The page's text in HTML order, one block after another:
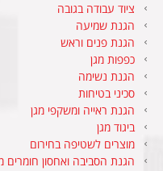
ציוד עבודה בגובה
הגנת שמיעה
הגנת פנים וראש
כפפות מגן
הגנת נשימה
סכיני בטיחות
הגנת ראייה ומשקפי מגן
ביגוד מגן
מוצרים לשטיפה בחירום
הגנת הסביבה ואחסון חומרים